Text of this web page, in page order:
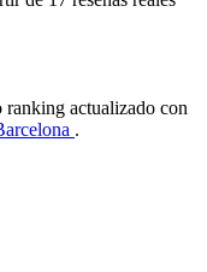
ranking actualizado con
.